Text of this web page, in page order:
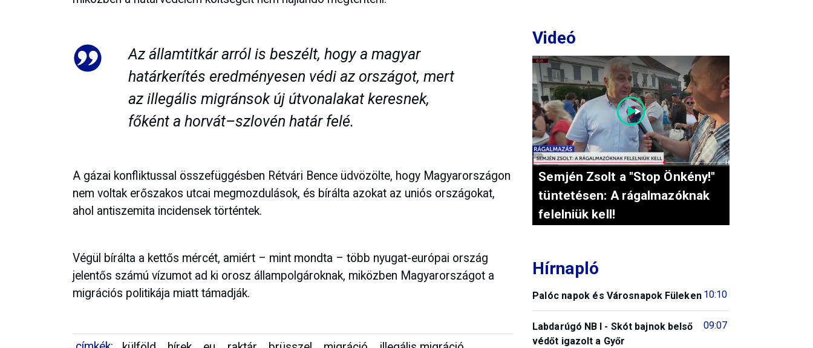
Az államtitkár arról is beszélt, hogy a magyar
határkerítés eredményesen védi az országot, mert
az illegális migránsok új útvonalakat keresnek,
főként a horvát–szlovén határ felé.
A gázai konfliktussal összefüggésben Rétvári Bence üdvözölte, hogy Magyarországon
nem voltak erőszakos utcai megmozdulások, és bírálta azokat az uniós országokat,
ahol antiszemita incidensek történtek.
Végül bírálta a kettős mércét, amiért – mint mondta – több nyugat-európai ország
jelentős számú vízumot ad ki orosz állampolgároknak, miközben Magyarországot a
migrációs politikája miatt támadják.
Videó
Semjén Zsolt a "Stop Önkény!"
tüntetésen: A rágalmazóknak
felelniük kell!
Hírnapló
10:10
Palóc napok és Városnapok Füleken
09:07
Labdarúgó NB I - Skót bajnok belső
védőt igazolt a Győr